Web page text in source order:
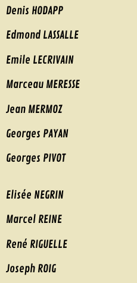
Denis HODAPP
Edmond LASSALLE
Emile LECRIVAIN
Marceau MERESSE
Jean MERMOZ
Georges PAYAN
Georges PIVOT
Elisée NEGRIN
Marcel REINE
René RIGUELLE
Joseph ROIG